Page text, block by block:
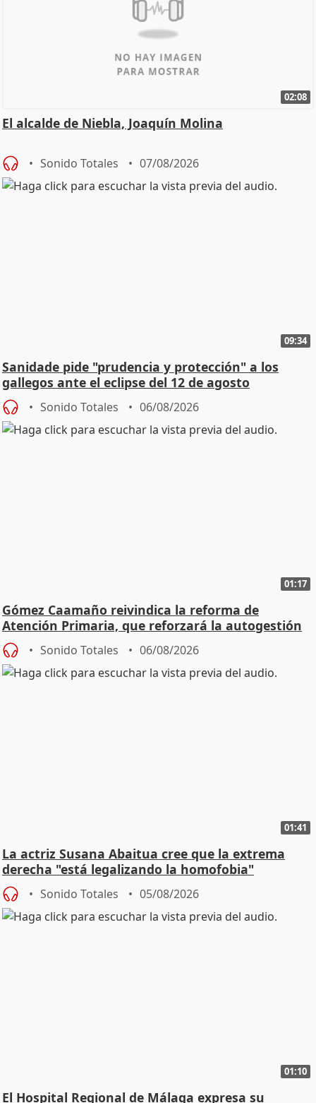
02:08
El alcalde de Niebla, Joaquín Molina
Sonido Totales 07/08/2026
09:34
Sanidade pide "prudencia y protección" a los
gallegos ante el eclipse del 12 de agosto
Sonido Totales 06/08/2026
01:17
Gómez Caamaño reivindica la reforma de
Atención Primaria, que reforzará la autogestión
Sonido Totales 06/08/2026
01:41
La actriz Susana Abaitua cree que la extrema
derecha "está legalizando la homofobia"
Sonido Totales 05/08/2026
01:10
El Hospital Regional de Málaga expresa su